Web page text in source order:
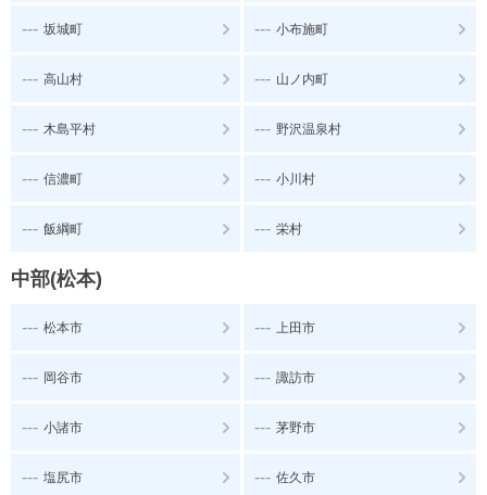
--- 坂城町 --- 小布施町
--- 高山村 --- 山ノ内町
--- 木島平村 --- 野沢温泉村
--- 信濃町 --- 小川村
--- 飯綱町 --- 栄村
中部(松本)
--- 松本市 --- 上田市
--- 岡谷市 --- 諏訪市
--- 小諸市 --- 茅野市
--- 塩尻市 --- 佐久市